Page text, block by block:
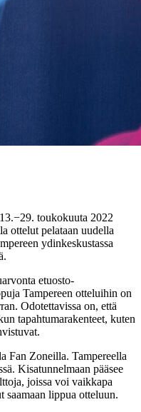
toukokuuta 2022
ottelut pelataan uudella
ydinkeskustassa
etuosto-
Tampereen otteluihin on
Odotettavissa on, että
tapahtumarakenteet, kuten
Fan Zoneilla. Tampereella
Kisatunnelmaan pääsee
joissa voi vaikkapa
saamaan lippua otteluun.